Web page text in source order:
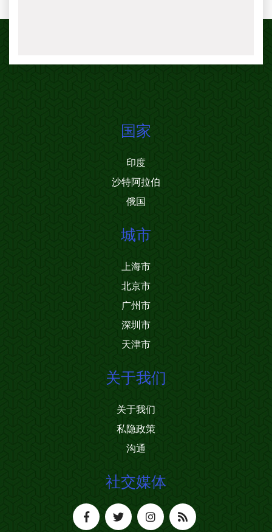
国家
印度
沙特阿拉伯
俄国
城市
上海市
北京市
广州市
深圳市
天津市
关于我们
关于我们
私隐政策
沟通
社交媒体